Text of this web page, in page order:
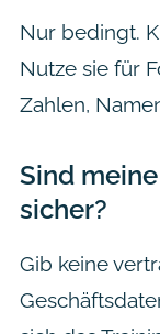
Nur bedingt.
Nutze sie für
Zahlen,
Sind
sicher?
Gib keine